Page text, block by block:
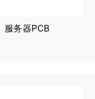
服务器PCB